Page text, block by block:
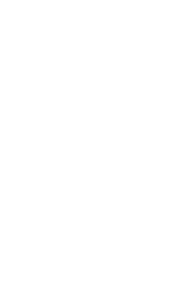
Tan solo le duró la
Rahmani se
de este Málaga:
portero y puso el
El Málaga siguió
zona del ataque. A
rocambolesca
Granada por